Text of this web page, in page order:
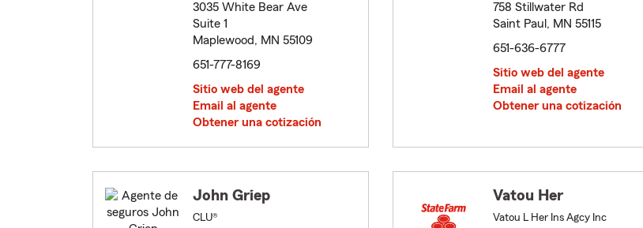
3035 White Bear Ave
Suite 1
Maplewood, MN 55109
651-777-8169
Sitio web del agente
Email al agente
Obtener una cotización
758 Stillwater Rd
Saint Paul, MN 55115
651-636-6777
Sitio web del agente
Email al agente
Obtener una cotización
John Griep
CLU®
Vatou Her
Vatou L Her Ins Agcy Inc